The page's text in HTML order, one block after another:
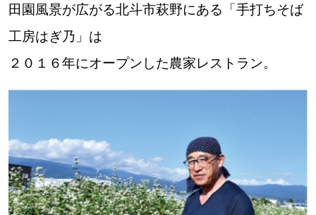
北海道で暮らす、あなたとつくる、
明日への”きっかけ”WEBマガジン
パートナーメディア Sitakkeパートナー
田園風景が広がる北斗市萩野にある「手打ちそば
工房はぎ乃」は
２０１６年にオープンした農家レストラン。